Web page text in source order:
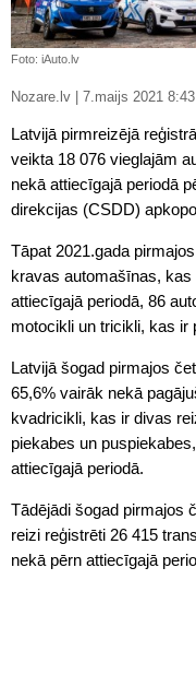
Foto: iAuto.lv
Nozare.lv | 7.maijs 2021 8:43
Latvijā pirmreizējā
veikta 18 076 vieglajām
nekā attiecīgajā periodā
direkcijas (CSDD)
Tāpat 2021.gada
kravas automašīnas,
attiecīgajā periodā, 86
motocikli un tricikli, kas ir
Latvijā šogad pirmajos
65,6% vairāk nekā
kvadricikli, kas ir divas
piekabes un
attiecīgajā periodā.
Tādējādi šogad pirmajos
reizi reģistrēti 26 415
nekā pērn attiecīgajā